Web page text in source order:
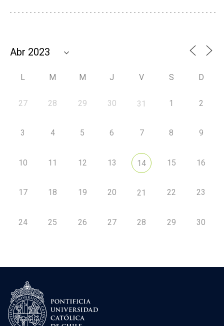
L M M J V S D
27 28 29 30 31 1 2
3 4 5 6 7 8 9
10 11 12 13 14 15 16
17 18 19 20 21 22 23
24 25 26 27 28 29 30